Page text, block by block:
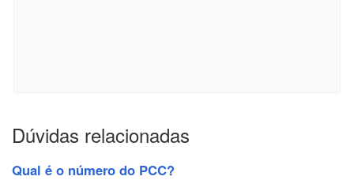
Dúvidas relacionadas
Qual é o número do PCC?